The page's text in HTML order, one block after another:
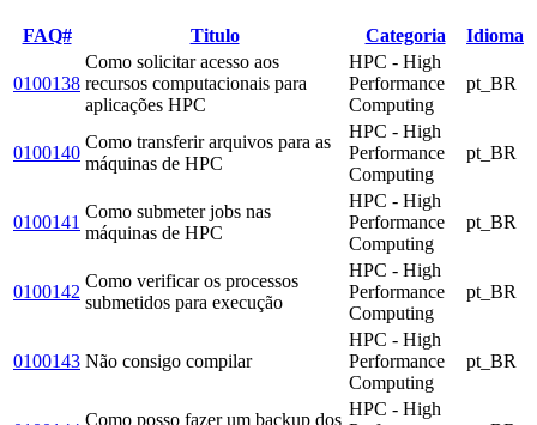
FAQ# Titulo Categoria Idioma
0100138
Como solicitar acesso aos
recursos computacionais para
aplicações HPC
HPC - High
Performance
Computing
pt_BR
0100140
Como transferir arquivos para as
máquinas de HPC
HPC - High
Performance
Computing
pt_BR
0100141
Como submeter jobs nas
máquinas de HPC
HPC - High
Performance
Computing
pt_BR
0100142
Como verificar os processos
submetidos para execução
HPC - High
Performance
Computing
pt_BR
0100143 Não consigo compilar
HPC - High
Performance
Computing
pt_BR
Como posso fazer um backup dos
HPC - High